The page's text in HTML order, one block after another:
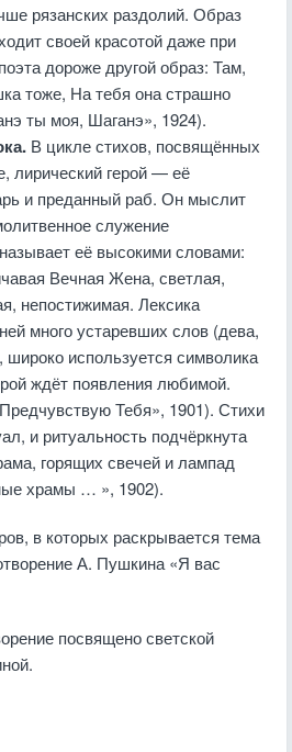
рязанских раздолий. Образ
своей красотой даже при
дороже другой образ: Там,
тоже, На тебя она страшно
ты моя, Шаганэ», 1924).
В цикле стихов, посвящённых
лирический герой — её
и преданный раб. Он мыслит
служение
её высокими словами:
Вечная Жена, светлая,
непостижимая. Лексика
много устаревших слов (дева,
широко используется символика
ждёт появления любимой.
Тебя», 1901). Стихи
и ритуальность подчёркнута
горящих свечей и лампад
храмы … », 1902).
в которых раскрывается тема
А. Пушкина «Я вас
посвящено светской